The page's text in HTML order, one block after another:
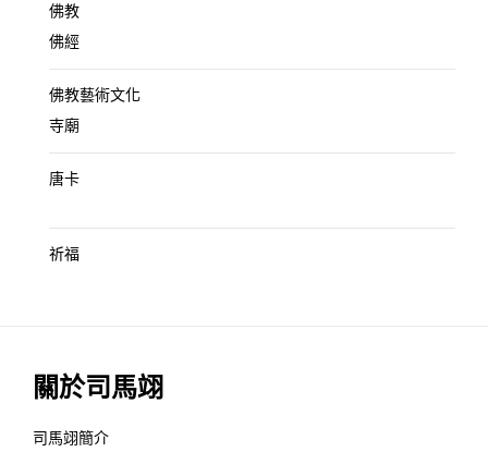
佛教
佛經
佛教藝術文化
寺廟
唐卡
祈福
關於司馬翊
司馬翊簡介